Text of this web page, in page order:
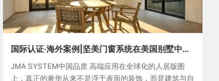
国际认证·海外案例|坚美门窗系统在美国别墅中的
JMA SYSTEM中国品质 高端应用在全球化的人居版图
上，真正的奢华从来不是浮于表面的装饰，而是建筑与自